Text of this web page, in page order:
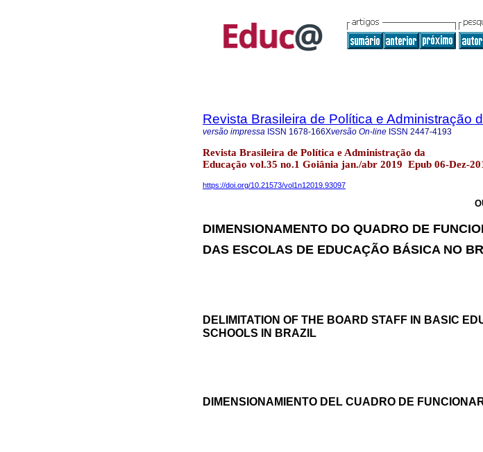
Revista Brasileira de Política e Administração
versão impressa ISSN 1678-166Xversão On-line ISSN 2447-4193
Revista Brasileira de Política e Administração da
Educação vol.35 no.1 Goiânia jan./abr 2019 Epub 06-Dez-
https://doi.org/10.21573/vol1n12019.93097
DIMENSIONAMENTO DO QUADRO DE
DAS ESCOLAS DE EDUCAÇÃO BÁSICA NO
DELIMITATION OF THE BOARD STAFF IN BASIC
SCHOOLS IN BRAZIL
DIMENSIONAMIENTO DEL CUADRO DE